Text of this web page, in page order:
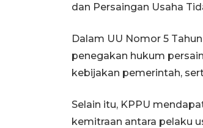
dan Persaingan Usaha
Dalam UU Nomor 5
penegakan hukum
kebijakan pemerintah,
Selain itu, KPPU
kemitraan antara pelaku